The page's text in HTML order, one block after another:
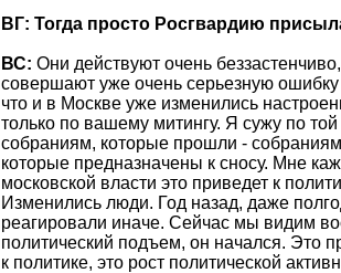
ВГ: Тогда просто Росгвардию
ВС: Они действуют очень
совершают уже очень серьезную ошибку
что и в Москве уже изменились
только по вашему митингу. Я сужу по
собраниям, которые прошли -
которые предназначены к сносу. Мне
московской власти это приведет к
Изменились люди. Год назад, даже
реагировали иначе. Сейчас мы видим
политический подъем, он начался. Это
к политике, это рост политической